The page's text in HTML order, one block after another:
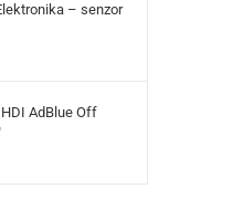
– senzor
AdBlue Off